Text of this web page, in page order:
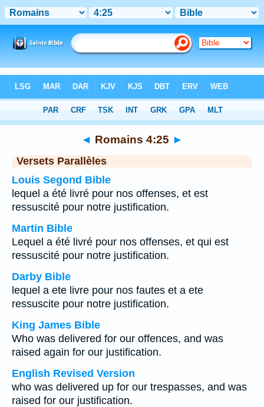
Chapitre 4 > Verset 25
◄ Romains 4:25 ►
Versets Parallèles
Louis Segond Bible
lequel a été livré pour nos offenses, et est
ressuscité pour notre justification.
Martin Bible
Lequel a été livré pour nos offenses, et qui est
ressuscité pour notre justification.
Darby Bible
lequel a ete livre pour nos fautes et a ete
ressuscite pour notre justification.
King James Bible
Who was delivered for our offences, and was
raised again for our justification.
English Revised Version
who was delivered up for our trespasses, and was
raised for our justification.